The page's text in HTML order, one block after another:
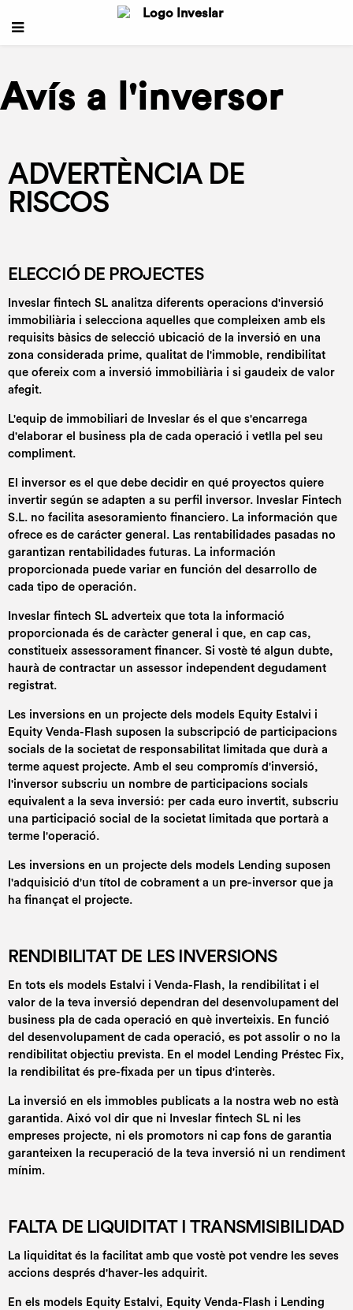
Avís a l'inversor
ADVERTÈNCIA DE
RISCOS
ELECCIÓ DE PROJECTES
Inveslar fintech SL analitza diferents operacions d'inversió
immobiliària i selecciona aquelles que compleixen amb els
requisits bàsics de selecció ubicació de la inversió en una
zona considerada prime, qualitat de l'immoble, rendibilitat
que ofereix com a inversió immobiliària i si gaudeix de valor
afegit.
L'equip de immobiliari de Inveslar és el que s'encarrega
d'elaborar el business pla de cada operació i vetlla pel seu
compliment.
El inversor es el que debe decidir en qué proyectos quiere
invertir según se adapten a su perfil inversor. Inveslar Fintech
S.L. no facilita asesoramiento financiero. La información que
ofrece es de carácter general. Las rentabilidades pasadas no
garantizan rentabilidades futuras. La información
proporcionada puede variar en función del desarrollo de
cada tipo de operación.
Inveslar fintech SL adverteix que tota la informació
proporcionada és de caràcter general i que, en cap cas,
constitueix assessorament financer. Si vostè té algun dubte,
haurà de contractar un assessor independent degudament
registrat.
Les inversions en un projecte dels models Equity Estalvi i
Equity Venda-Flash suposen la subscripció de participacions
socials de la societat de responsabilitat limitada que durà a
terme aquest projecte. Amb el seu compromís d'inversió,
l'inversor subscriu un nombre de participacions socials
equivalent a la seva inversió: per cada euro invertit, subscriu
una participació social de la societat limitada que portarà a
terme l'operació.
Les inversions en un projecte dels models Lending suposen
l'adquisició d'un títol de cobrament a un pre-inversor que ja
ha finançat el projecte.
RENDIBILITAT DE LES INVERSIONS
En tots els models Estalvi i Venda-Flash, la rendibilitat i el
valor de la teva inversió dependran del desenvolupament del
business pla de cada operació en què inverteixis. En funció
del desenvolupament de cada operació, es pot assolir o no la
rendibilitat objectiu prevista. En el model Lending Préstec Fix,
la rendibilitat és pre-fixada per un tipus d'interès.
La inversió en els immobles publicats a la nostra web no està
garantida. Aixó vol dir que ni Inveslar fintech SL ni les
empreses projecte, ni els promotors ni cap fons de garantia
garanteixen la recuperació de la teva inversió ni un rendiment
mínim.
FALTA DE LIQUIDITAT I TRANSMISIBILIDAD
La liquiditat és la facilitat amb que vostè pot vendre les seves
accions després d'haver-les adquirit.
En els models Equity Estalvi, Equity Venda-Flash i Lending